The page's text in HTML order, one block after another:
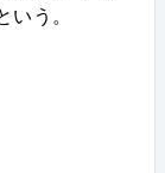
う。